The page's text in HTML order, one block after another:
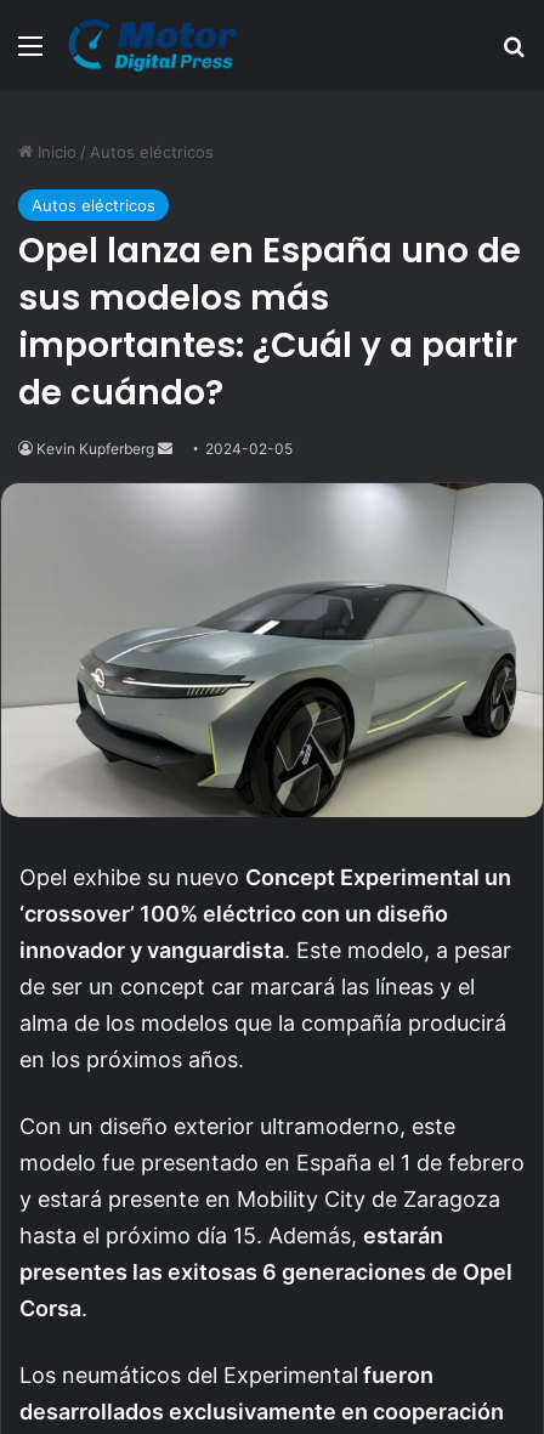
Menú
Inicio / Autos eléctricos
Autos eléctricos
Opel lanza en España uno de
sus modelos más
importantes: ¿Cuál y a partir
de cuándo?
Kevin Kupferberg
Send2024-02-05
Opel exhibe su nuevo Concept Experimental un
‘crossover’ 100% eléctrico con un diseño
innovador y vanguardista. Este modelo, a pesar
de ser un concept car marcará las líneas y el
alma de los modelos que la compañía producirá
en los próximos años.
Con un diseño exterior ultramoderno, este
modelo fue presentado en España el 1 de febrero
y estará presente en Mobility City de Zaragoza
hasta el próximo día 15. Además, estarán
presentes las exitosas 6 generaciones de Opel
Corsa.
Los neumáticos del Experimental fueron
desarrollados exclusivamente en cooperación